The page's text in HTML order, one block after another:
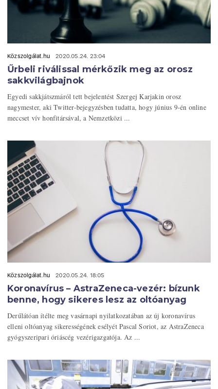
Közszolgálat.hu 2020.05.24. 23:04
Űrbeli riválissal mérkőzik meg az orosz
sakkvilágbajnok
Egyedi sakkjátszmáról tett bejelentést Szergej Karjakin orosz
nagymester, aki Twitter-bejegyzésben tudatta, hogy június 9-én online
meccset vív honfitársával, a Nemzetközi ...
Közszolgálat.hu 2020.05.24. 18:05
Koronavírus – AstraZeneca-vezér: bízunk
benne, hogy sikeres lesz az oltóanyag
Derűlátóan ítélte meg vasárnapi nyilatkozatában az új koronavírus
elleni oltóanyag sikerességének esélyét Pascal Soriot, az AstraZeneca
gyógyszeripari óriáscég vezérigazgatója. Az ...